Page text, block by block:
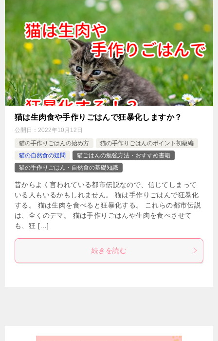
猫は生肉食や手作りごはんで狂暴化しますか？
公開日： 2022年10月12日
猫の手作りごはんの始め方
猫の手作りごはんのポイント初級編
猫の自然食の疑問
猫ごはんの勉強方法・おすすめ書籍
猫の手作りごはん・自然食の基礎知識
昔からよく言われている都市伝説なので、信じてしまって
いる人もいるかもしれません。 猫は手作りごはんで狂暴化
する。 猫は生肉を食べると狂暴化する。 これらの都市伝説
は、全くのデマ。 猫は手作りごはんや生肉を食べさせて
も、狂 […]
続きを読む